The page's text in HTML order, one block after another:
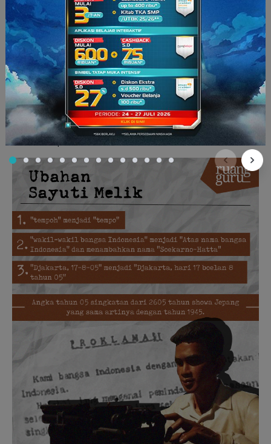
Nahloh… gimana dong??
Untungnya ada pembantu Laksamana Tadashi Maeda yang
mau membantu mencarikan mesin tik. Akhirnya didapatlah
mesin tik itu hasil dari pinjaman mayor Kandelar, perwira
Angkatan Laut Jerman.
Ditemani oleh BM Diah,Sayuti Melik mulai mengetik naskah
proklamasi. Berhubung Sayuti Melik memiliki
background
seorang wartawan dan pernah mengenyam pendidikan
sekolah guru, jadi tahu mana ejaan yang tepat digunakan
dalam teks proklamasi.